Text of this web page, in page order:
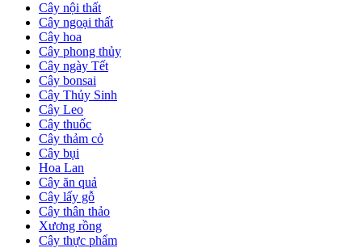
Cây nội thất
Cây ngoại thất
Cây hoa
Cây phong thủy
Cây ngày Tết
Cây bonsai
Cây Thủy Sinh
Cây Leo
Cây thuốc
Cây thảm cỏ
Cây bụi
Hoa Lan
Cây ăn quả
Cây lấy gỗ
Cây thân thảo
Xương rồng
Cây thực phẩm